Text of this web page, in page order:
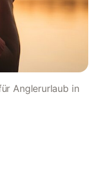
Anglerurlaub in